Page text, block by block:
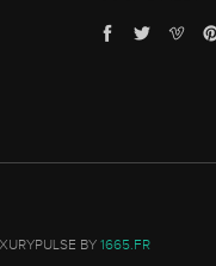
BY 1665.FR